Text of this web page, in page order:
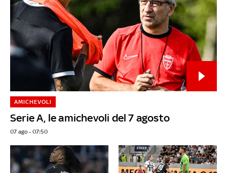
Serie A, le amichevoli del 7 agosto
AMICHEVOLI
07 ago - 07:50